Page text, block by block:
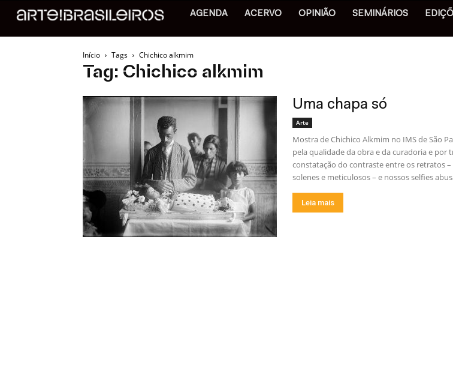
AGENDA ACERVO OPINIÃO SEMINÁRIOS
Início Tags Chichico alkmim
Tag: Chichico alkmim
Uma chapa só
Arte
Mostra de Chichico Alkmim no IMS de São
pela qualidade da obra e da curadoria e por
constatação do contraste entre os retratos –
solenes e meticulosos – e nossos selfies
Leia mais